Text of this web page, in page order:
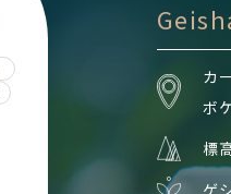
カ
ボ
標
ゲ